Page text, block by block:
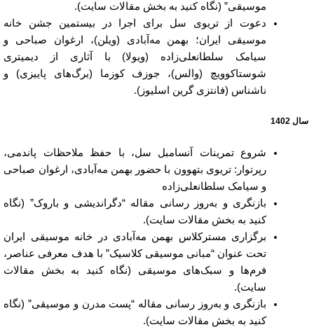
موسیقی” (نگاه کنید به بخش مقالات سایت).
دعوت از تریوی سل برای اجرا در بیستمین جشن خانه
موسیقی ایران؛ بهمن مه‌آبادی (ویلن)، ارغوان صباحی و
سیامک سلطانعلی‌زاده (ویولا) با آثاری از دیمیتری
شوستاکوویچ (والس)، جوزف کوزما (برگ‌های پاییزی) و
ناشناس (فانتزی گرین اسلیوز).
سال 1402
شروع تمرینات آنسامبل سل، با حفظ ملاحظات پاندمی،
رپرتوار: تریوی بتهوون با حضور بهمن مه‌آبادی، ارغوان صباحی
و سیامک سلطانعلی‌زاده
بازنگری و به‌روز رسانی مقاله “دگراندیشی و باروک” (نگاه
کنید به بخش مقالات سایت).
برگزاری مسترکلاس بهمن مه‌آبادی در خانه موسیقی ایران
تحت عنوان “مبانی موسیقی کلاسیک” با هدف معرفی عناصر،
فرم‌ها و سبک‌های موسیقی (نگاه کنید به بخش مقالات
سایت).
بازنگری و به‌روز رسانی مقاله “پست مدرن و موسیقی” (نگاه
کنید به بخش مقالات سایت).